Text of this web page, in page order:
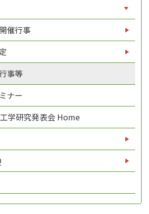
催行事
事等
ナー
学研究発表会 Home